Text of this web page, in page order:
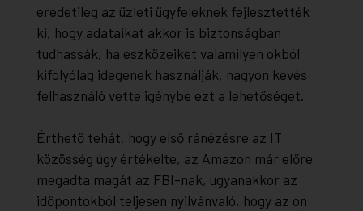
eredetileg az üzleti ügyfeleknek fejlesztették
ki, hogy adataikat akkor is biztonságban
tudhassák, ha eszközeiket valamilyen okból
kifolyólag idegenek használják, nagyon kevés
felhasználó vette igénybe ezt a lehetőséget.
Érthető tehát, hogy első ránézésre az IT
közösség úgy értékelte, az Amazon már előre
megadta magát az FBI-nak, ugyanakkor az
időpontokból teljesen nyilvánvaló, hogy az on